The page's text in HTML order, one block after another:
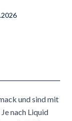
und sind mit
nach Liquid